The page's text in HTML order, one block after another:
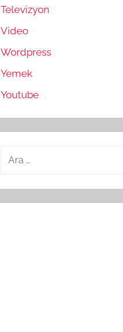
Televizyon
Video
Wordpress
Yemek
Youtube
Arama: